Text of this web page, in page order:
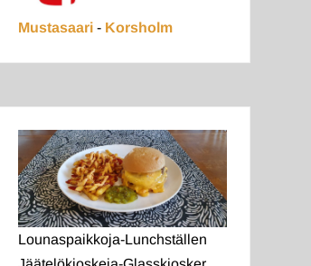
Mustasaari - Korsholm
Lounaspaikkoja-Lunchställen